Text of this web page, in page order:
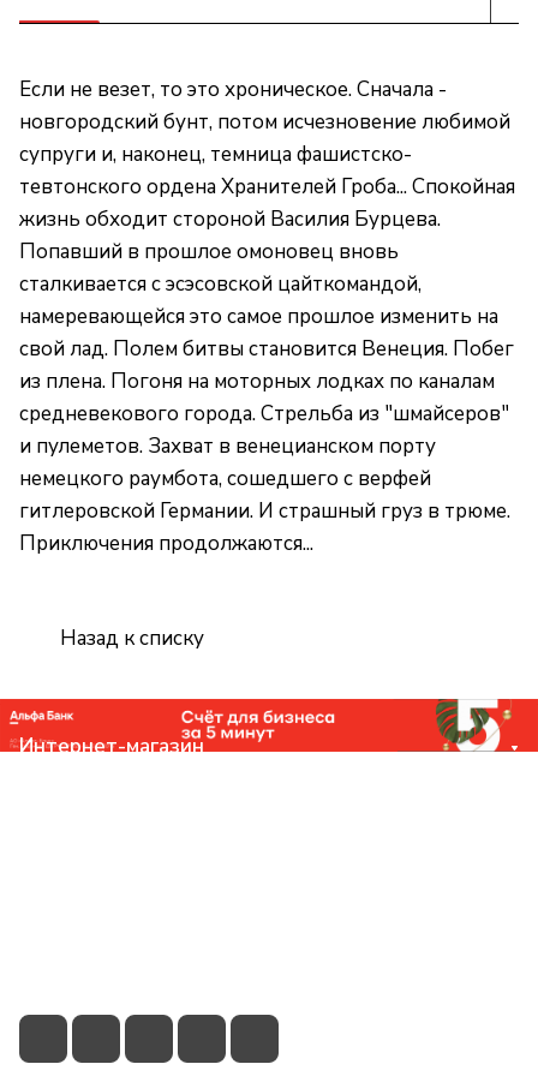
Если не везет, то это хроническое. Сначала -
новгородский бунт, потом исчезновение любимой
супруги и, наконец, темница фашистско-
тевтонского ордена Хранителей Гроба... Спокойная
жизнь обходит стороной Василия Бурцева.
Попавший в прошлое омоновец вновь
сталкивается с эсэсовской цайткомандой,
намеревающейся это самое прошлое изменить на
свой лад. Полем битвы становится Венеция. Побег
из плена. Погоня на моторных лодках по каналам
средневекового города. Стрельба из "шмайсеров"
и пулеметов. Захват в венецианском порту
немецкого раумбота, сошедшего с верфей
гитлеровской Германии. И страшный груз в трюме.
Приключения продолжаются...
Назад к списку
Интернет-магазин